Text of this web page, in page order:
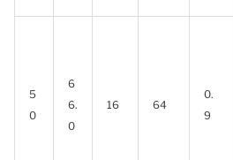
5
0
6
6.
0
16 64
0.
9